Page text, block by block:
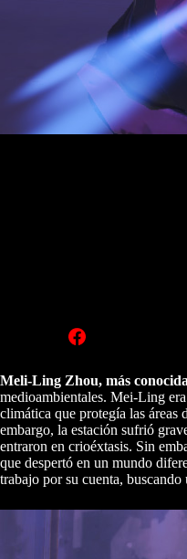
Meli-Ling Zhou, más
medioambientales. Mei-Ling
climática que protegía las
embargo, la estación sufrió
entraron en crioéxtasis. Sin
que despertó en un mundo
trabajo por su cuenta,